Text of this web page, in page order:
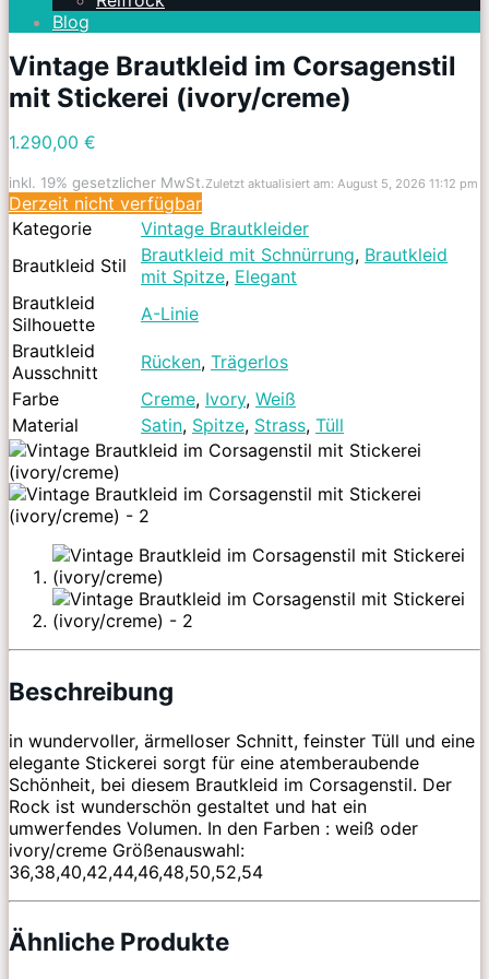
Blog
Vintage Brautkleid im Corsagenstil
mit Stickerei (ivory/creme)
1.290,00 €
inkl. 19% gesetzlicher MwSt.Zuletzt aktualisiert am: August 5, 2026 11:12 pm
Derzeit nicht verfügbar
Kategorie
Vintage Brautkleider
Brautkleid Stil
Brautkleid mit Schnürrung, Brautkleid
mit Spitze, Elegant
Brautkleid
Silhouette
A-Linie
Brautkleid
Ausschnitt
Rücken, Trägerlos
Farbe
Creme, Ivory, Weiß
Material
Satin, Spitze, Strass, Tüll
Beschreibung
in wundervoller, ärmelloser Schnitt, feinster Tüll und eine
elegante Stickerei sorgt für eine atemberaubende
Schönheit, bei diesem Brautkleid im Corsagenstil. Der
Rock ist wunderschön gestaltet und hat ein
umwerfendes Volumen. In den Farben : weiß oder
ivory/creme Größenauswahl:
36,38,40,42,44,46,48,50,52,54
Ähnliche Produkte